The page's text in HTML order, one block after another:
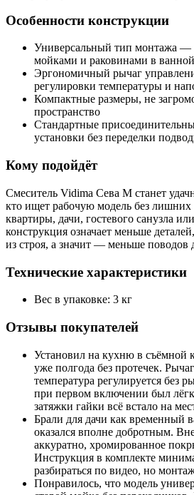
Особенности конструкции
Универсальный тип монтажа —
мойками и раковинами в ванной
Эргономичный рычаг
регулировки температуры и
Компактные размеры, не
пространство
Стандартные
установки без переделки
Кому подойдёт
Смеситель Vidima Сева М станет
кто ищет рабочую модель без
квартиры, дачи, гостевого санузла
конструкция означает меньше
из строя, а значит — меньше поводов
Технические характеристики
Вес в упаковке: 3 кг
Отзывы покупателей
Установил на кухню в съёмной
уже полгода без протечек.
температура регулируется без
при первом включении был
затяжки гайки всё встало на
Брали для дачи как временный
оказался вполне добротным.
аккуратно, хромированное
Инструкция в комплекте
разбираться по видео, но
Понравилось, что модель